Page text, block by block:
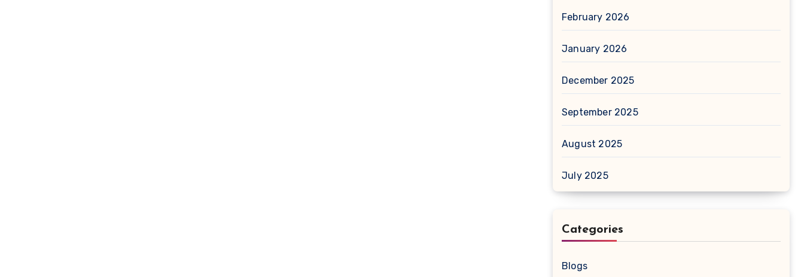
February 2026
January 2026
December 2025
September 2025
August 2025
July 2025
Categories
Blogs